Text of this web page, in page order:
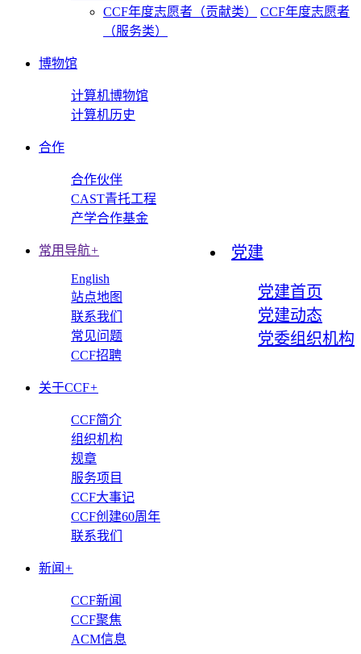
CCF年度志愿者（贡献类）
CCF年度志愿者
（服务类）
博物馆
计算机博物馆
计算机历史
合作
合作伙伴
CAST青托工程
产学合作基金
党建
党建首页
党建动态
党委组织机构
常用导航+
English
站点地图
联系我们
常见问题
CCF招聘
关于CCF+
CCF简介
组织机构
规章
服务项目
CCF大事记
CCF创建60周年
联系我们
新闻 +
CCF新闻
CCF聚焦
ACM信息